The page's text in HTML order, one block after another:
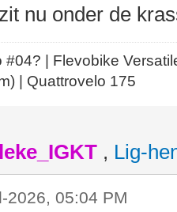
nu onder de
#04? | Flevobike
| Quattrovelo 175
, Lig-
2026, 05:04 PM